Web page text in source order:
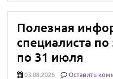
Полезная
специалиста
по 31 июля
03.08.2026 Оставить